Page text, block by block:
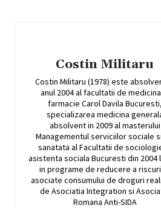
Costin Militaru
Costin Militaru (1978) este
anul 2004 al facultatii de
farmacie Carol Davila Bucuresti,
specializarea medicina
absolvent in 2009 al masterului
Managementul serviciilor sociale
sanatata al Facultatii de
asistenta sociala Bucuresti din 2004
in programe de reducere a
asociate consumului de droguri
de Asociatia Integration si
Romana Anti-SIDA